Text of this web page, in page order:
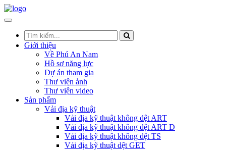
Giới thiệu
Về Phú An Nam
Hồ sơ năng lực
Dự án tham gia
Thư viện ảnh
Thư viện video
Sản phẩm
Vải địa kỹ thuật
Vải địa kỹ thuật không dệt ART
Vải địa kỹ thuật không dệt ART D
Vải địa kỹ thuật không dệt TS
Vải địa kỹ thuật dệt GET